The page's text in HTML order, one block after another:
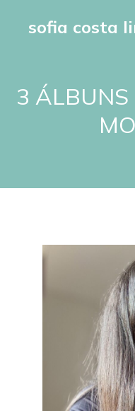
sofia costa
3 ÁLBUNS